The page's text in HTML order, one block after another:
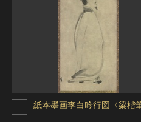
紙本墨画李白吟行図〈梁楷